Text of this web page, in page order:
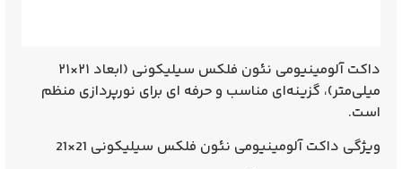
داکت آلومینیومی نئون فلکس سیلیکونی (ابعاد
۲۱×۲۱
میلی‌متر)، گزینه‌ای مناسب و حرفه‌ ای برای نورپردازی منظم
است.
ویژگی داکت آلومینیومی نئون فلکس سیلیکونی 21×21